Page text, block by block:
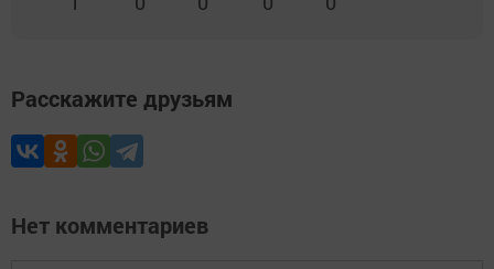
Расскажите друзьям
Нет комментариев